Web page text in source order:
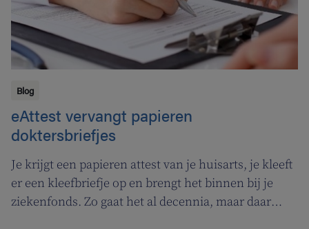
Blog
eAttest vervangt papieren
doktersbriefjes
Je krijgt een papieren attest van je huisarts, je kleeft
er een kleefbriefje op en brengt het binnen bij je
ziekenfonds. Zo gaat het al decennia, maar daar